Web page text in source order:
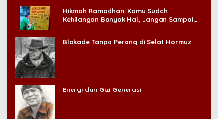
Hikmah Ramadhan: Kamu Sudah
Kehilangan Banyak Hal, Jangan Sampai
Blokade Tanpa Perang di Selat Hormuz
Energi dan Gizi Generasi